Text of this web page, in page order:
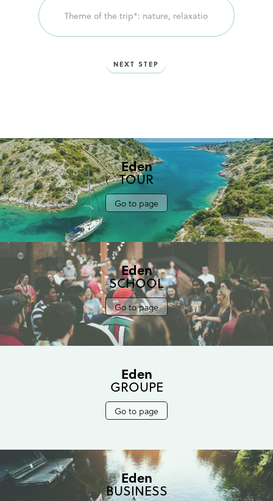
NEXT STEP
Eden
TOUR
Go to page
Eden
SCHOOL
Go to page
Eden
GROUPE
Go to page
Eden
BUSINESS